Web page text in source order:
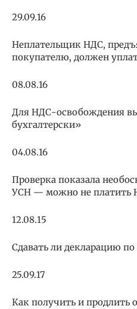
29.09.16
Неплательщик НДС,
покупателю, должен
08.08.16
Для НДС-освобождения
бухгалтерски»
04.08.16
Проверка показала
УСН — можно не платить
12.08.15
Сдавать ли декларацию
25.09.17
Как получить и